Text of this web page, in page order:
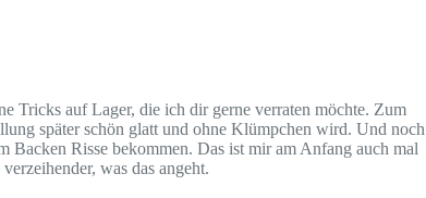
Tricks auf Lager, die ich dir gerne verraten möchte. Zum
später schön glatt und ohne Klümpchen wird. Und noch
Backen Risse bekommen. Das ist mir am Anfang auch mal
was das angeht.